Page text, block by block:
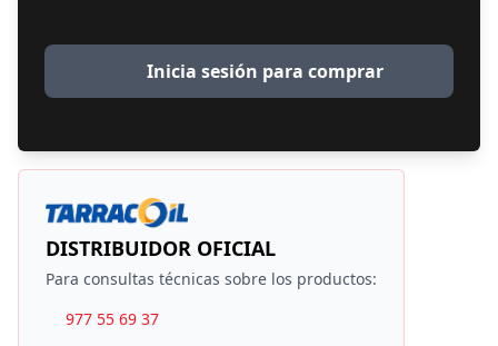
Inicia sesión para comprar
DISTRIBUIDOR OFICIAL
Para consultas técnicas sobre los productos:
977 55 69 37